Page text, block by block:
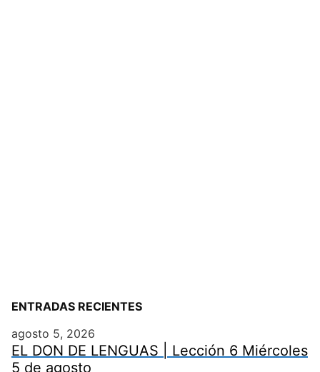
ENTRADAS RECIENTES
agosto 5, 2026
EL DON DE LENGUAS | Lección 6 Miércoles
5 de agosto